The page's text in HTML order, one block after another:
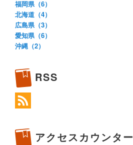
福岡県（6）
北海道（4）
広島県（3）
愛知県（6）
沖縄（2）
RSS
アクセスカウンター